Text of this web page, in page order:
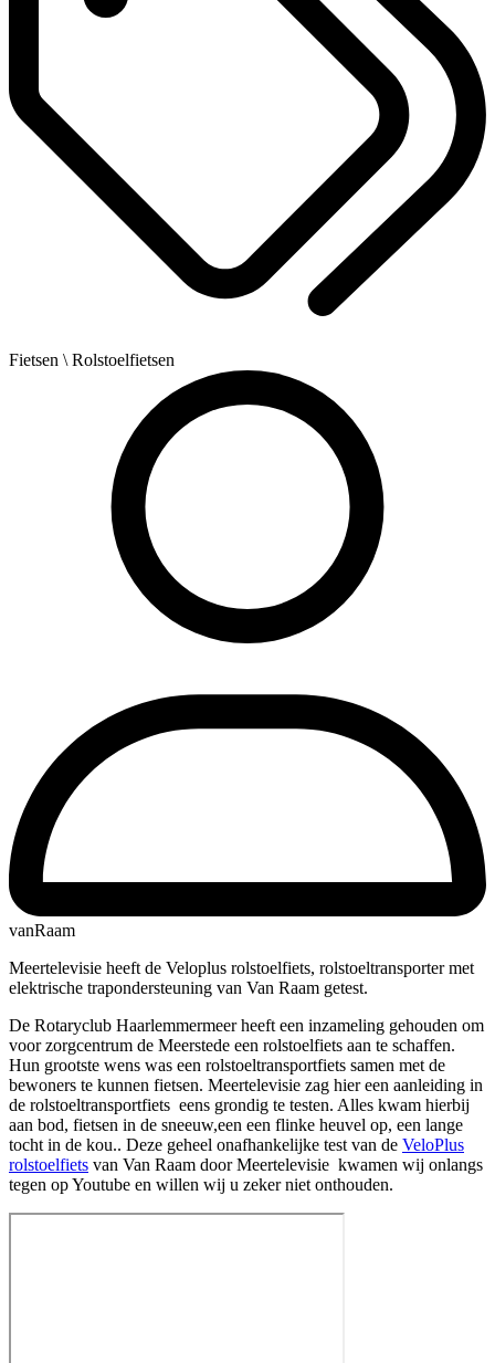
Fietsen \ Rolstoelfietsen
vanRaam
Meertelevisie heeft de Veloplus rolstoelfiets, rolstoeltransporter met
elektrische trapondersteuning van Van Raam getest.
De Rotaryclub Haarlemmermeer heeft een inzameling gehouden om
voor zorgcentrum de Meerstede een rolstoelfiets aan te schaffen.
Hun grootste wens was een rolstoeltransportfiets samen met de
bewoners te kunnen fietsen. Meertelevisie zag hier een aanleiding in
de rolstoeltransportfiets eens grondig te testen. Alles kwam hierbij
aan bod, fietsen in de sneeuw,een een flinke heuvel op, een lange
tocht in de kou.. Deze geheel onafhankelijke test van de VeloPlus
rolstoelfiets van Van Raam door Meertelevisie kwamen wij onlangs
tegen op Youtube en willen wij u zeker niet onthouden.